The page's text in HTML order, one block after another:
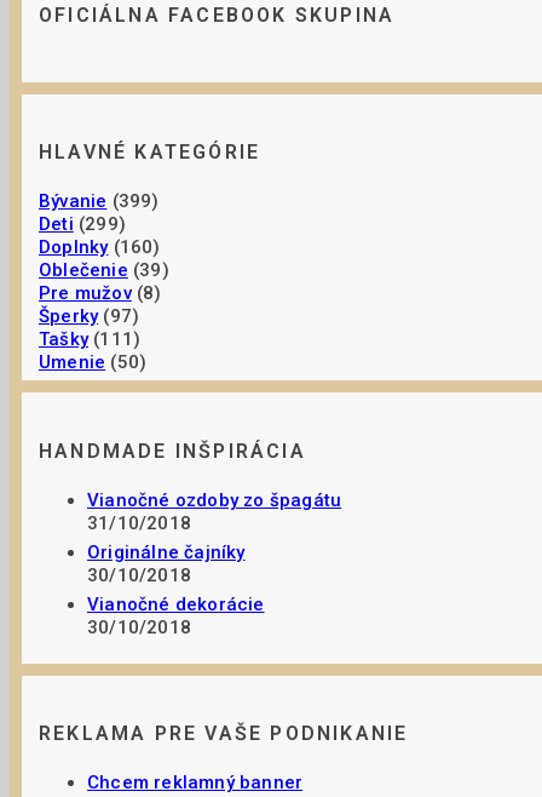
OFICIÁLNA FACEBOOK SKUPINA
HLAVNÉ KATEGÓRIE
Bývanie (399)
Deti (299)
Doplnky(160)
Oblečenie (39)
Pre mužov(8)
Šperky(97)
Tašky(111)
Umenie (50)
HANDMADE INŠPIRÁCIA
Vianočné ozdoby zo špagátu
31/10/2018
Originálne čajníky
30/10/2018
Vianočné dekorácie
30/10/2018
REKLAMA PRE VAŠE PODNIKANIE
Chcem reklamný banner